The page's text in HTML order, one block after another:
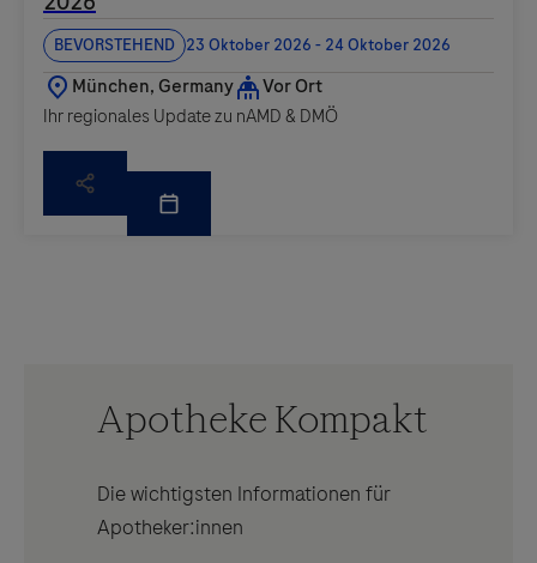
Ihr regionales Update zu nAMD & DMÖ
Apotheke Kompakt
Die wichtigsten Informationen für
Apotheker:innen